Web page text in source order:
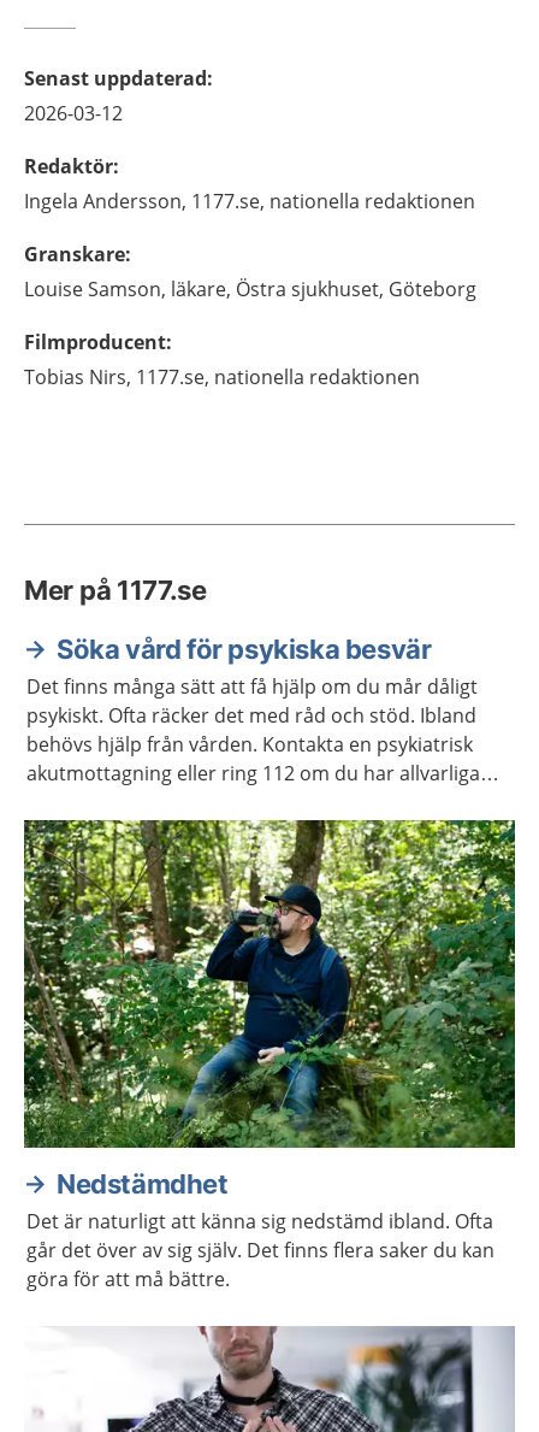
Senast uppdaterad:
2026-03-12
Redaktör:
Ingela Andersson, 1177.se, nationella redaktionen
Granskare:
LouiseSamson, läkare, Östra sjukhuset, Göteborg
Filmproducent:
Tobias Nirs, 1177.se, nationella redaktionen
Mer på 1177.se
Söka vård för psykiska besvär
Det finns många sätt att få hjälp om du mår dåligt
psykiskt. Ofta räcker det med råd och stöd. Ibland
behövs hjälp från vården. Kontakta en psykiatrisk
akutmottagning eller ring 112 om du har allvarliga
Nedstämdhet
Det är naturligt att känna sig nedstämd ibland. Ofta
går det över av sig själv. Det finns flera saker du kan
göra för att må bättre.